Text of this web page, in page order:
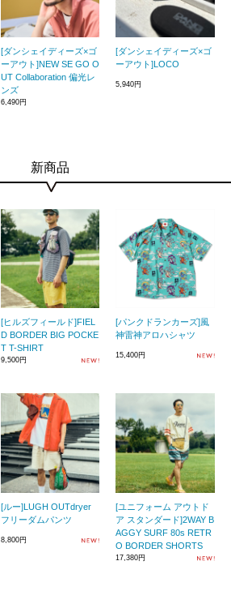
[ダンシェイディーズ×ゴ
ーアウト]NEW SE GO O
UT Collaboration 偏光レ
ンズ
6,490円
[ダンシェイディーズ×ゴ
ーアウト]LOCO
5,940円
新商品
[ヒルズフィールド]FIEL
D BORDER BIG POCKE
T T-SHIRT
9,500円
[パンクドランカーズ]風
神雷神アロハシャツ
15,400円
[ルー]LUGH OUTdryer
フリーダムパンツ
8,800円
[ユニフォーム アウトド
ア スタンダード]2WAY B
AGGY SURF 80s RETR
O BORDER SHORTS
17,380円